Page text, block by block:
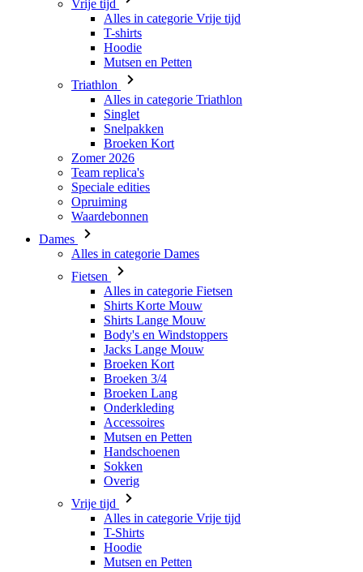
Triathlon
Alles in categorie Triathlon
Singlet
Snelpakken
Broeken Kort
Zomer 2026
Team replica's
Speciale edities
Opruiming
Waardebonnen
Dames
Alles in categorie Dames
Fietsen
Alles in categorie Fietsen
Shirts Lange Mouw
Body's en Windstoppers
Jacks Lange Mouw
Broeken Kort
Broeken 3/4
Broeken Lang
Onderkleding
Accessoires
Mutsen en Petten
Handschoenen
Sokken
Overig
Vrije tijd
Alles in categorie Vrije tijd
T-Shirts
Hoodie
Mutsen en Petten
Triathlon
Alles in categorie Triathlon
Singlet
Snelpakken